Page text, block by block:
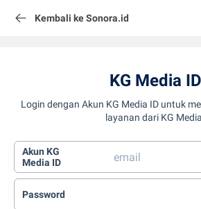
Kembali ke Sonora.id
KG Media ID
Login dengan Akun KG Media ID untuk
layanan dari KG
Akun KG
Media ID
Password